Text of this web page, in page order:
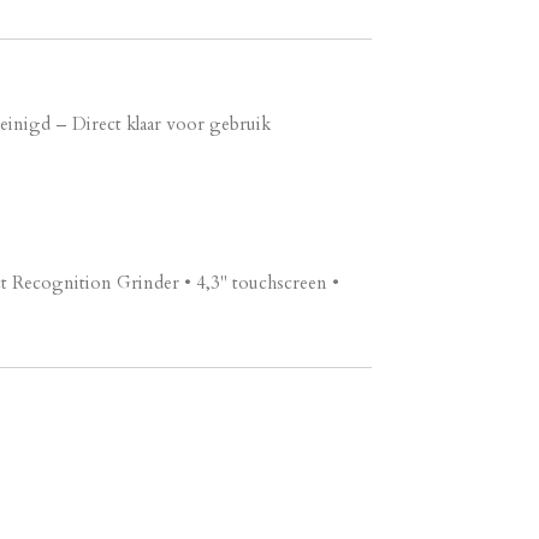
– Direct klaar voor gebruik
Recognition Grinder • 4,3" touchscreen •